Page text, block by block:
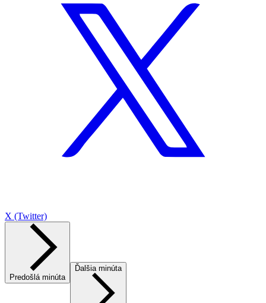
X (Twitter)
Predošlá minúta
Ďalšia minúta